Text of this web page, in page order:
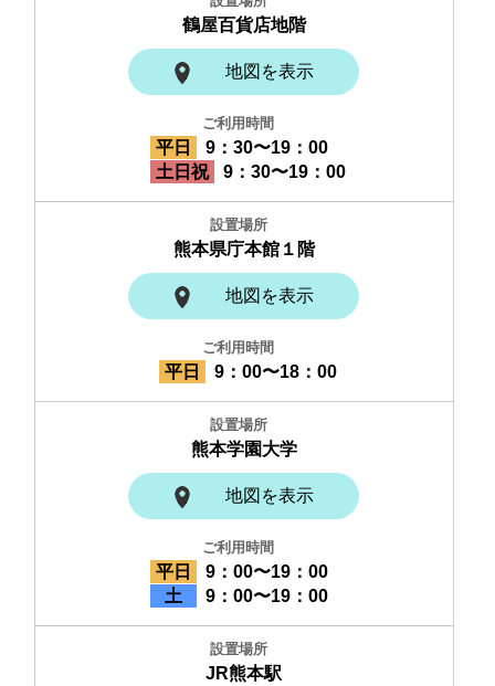
鶴屋百貨店地階
地図を表示
平日
9：30〜19：00
土日祝
9：30〜19：00
熊本県庁本館１階
地図を表示
平日 9：00〜18：00
熊本学園大学
地図を表示
平日
9：00〜19：00
土
9：00〜19：00
JR熊本駅